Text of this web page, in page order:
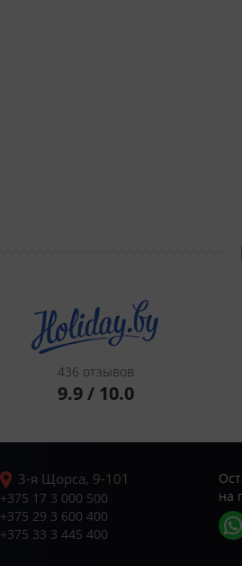
436 отзывов
9.9 / 10.0
3-я Щорса, 9-101
+375 17 3 000 500
+375 29 3 600 400
+375 33 3 445 400
на